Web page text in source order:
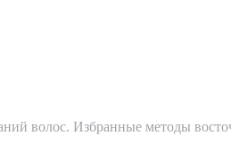
волос. Избранные методы